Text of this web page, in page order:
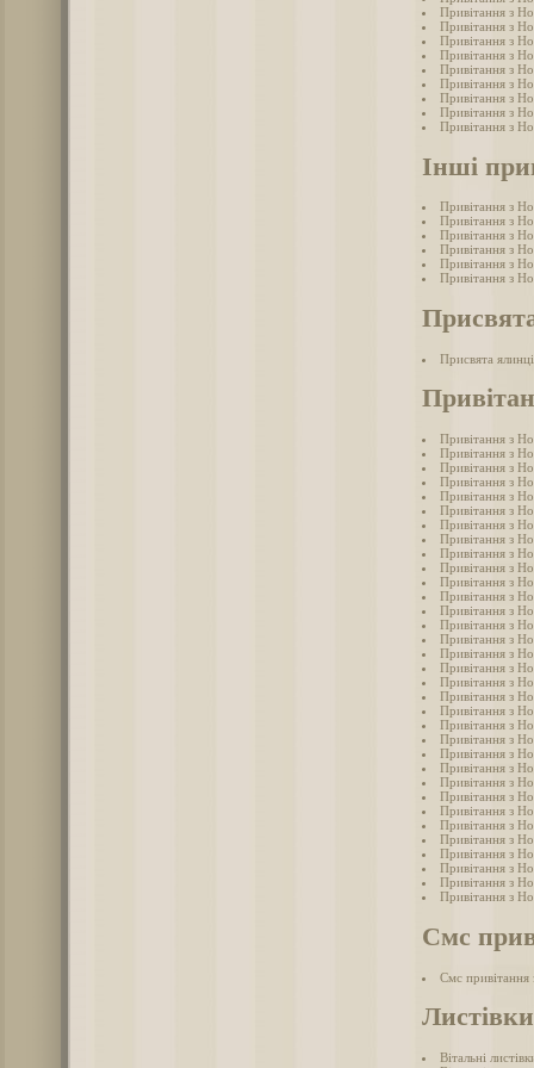
Привітання з
Привітання з
Привітання з
Привітання з
Привітання з
Привітання з
Привітання з
Привітання з
Привітання з
Інші
Привітання з
Привітання з
Привітання з
Привітання з
Привітання з
Привітання з
Присвята
Привітання з
Привітання з
Привітання з
Привітання з
Привітання з
Привітання з
Привітання з
Привітання з
Привітання з
Привітання з
Привітання з
Привітання з
Привітання з
Привітання з
Привітання з
Привітання з
Привітання з
Привітання з
Привітання з
Привітання з
Привітання з
Привітання з
Привітання з
Привітання з
Привітання з
Привітання з
Привітання з
Привітання з
Привітання з
Привітання з
Привітання з
Привітання з
Привітання з
Смс
Смс
Вітальні